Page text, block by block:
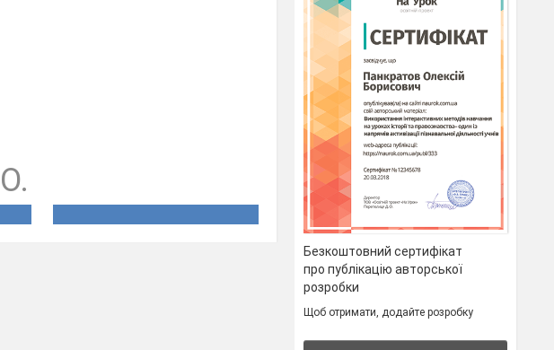
Історико-етнографічні
Безкоштовний сертифікат
про публікацію авторської
розробки
Щоб отримати, додайте розробку